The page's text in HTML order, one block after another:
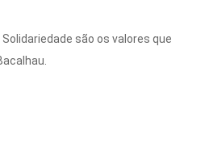
são os valores que